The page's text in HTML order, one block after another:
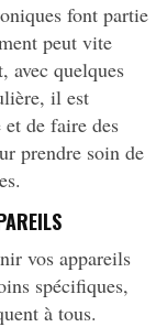
font partie
peut vite
avec quelques
il est
de faire des
prendre soin de
vos appareils
spécifiques,
à tous.